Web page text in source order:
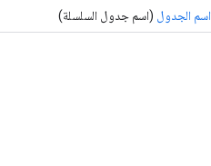
اسم الجدول (اسم جدول السلسلة)